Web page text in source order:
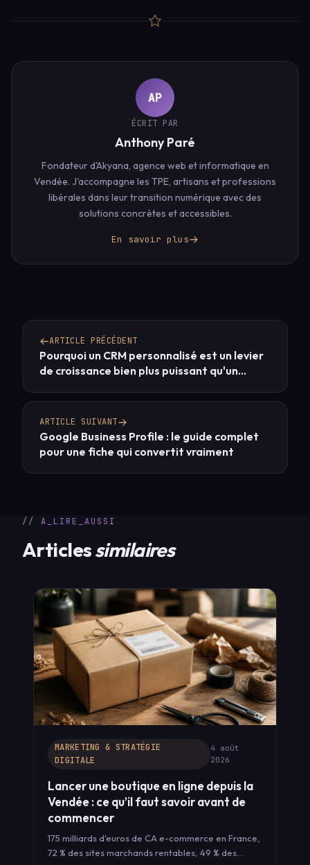
AP
ÉCRIT PAR
Anthony Paré
Fondateur d'Akyana, agence web et informatique en
Vendée. J'accompagne les TPE, artisans et professions
libérales dans leur transition numérique avec des
solutions concrètes et accessibles.
En savoir plus
ARTICLE PRÉCÉDENT
Pourquoi un CRM personnalisé est un levier
de croissance bien plus puissant qu'un
ARTICLE SUIVANT
Google Business Profile : le guide complet
pour une fiche qui convertit vraiment
// A_LIRE_AUSSI
Articlessimilaires
MARKETING & STRATÉGIE
DIGITALE
4 août
2026
Lancer une boutique en ligne depuis la
Vendée : ce qu’il faut savoir avant de
commencer
175 milliards d'euros de CA e-commerce en France,
72 % des sites marchands rentables, 49 % des